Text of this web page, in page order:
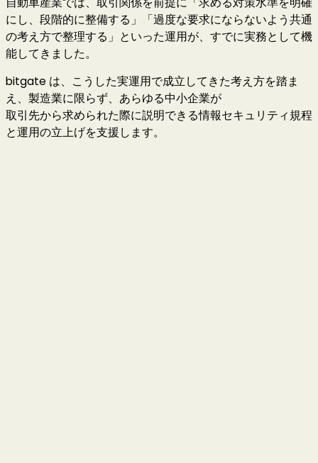
にし、段階的に整備する」「過度な要求にならないよう共通
の考え方で整理する」といった運用が、すでに実務として機
能してきました。
bitgate は、こうした実運用で成立してきた考え方を踏ま
え、製造業に限らず、あらゆる中小企業が
取引先から求められた際に説明できる情報セキュリティ規程
と運用の立上げを支援します。